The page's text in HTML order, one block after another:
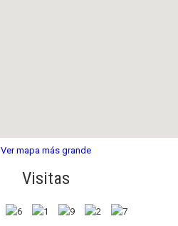
Ver mapa más grande
Visitas